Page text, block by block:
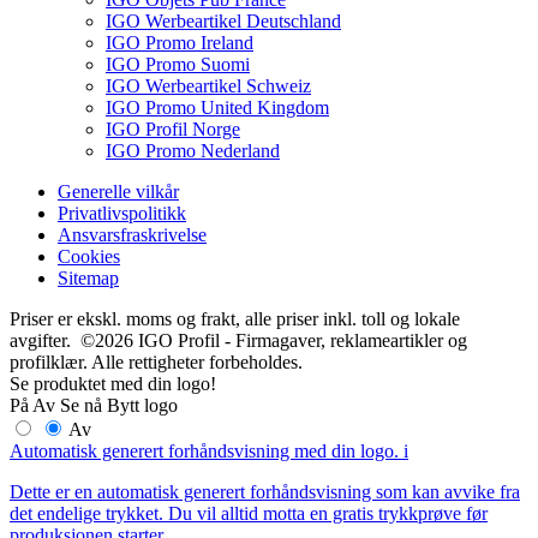
IGO Werbeartikel Deutschland
IGO Promo Ireland
IGO Promo Suomi
IGO Werbeartikel Schweiz
IGO Promo United Kingdom
IGO Profil Norge
IGO Promo Nederland
Generelle vilkår
Privatlivspolitikk
Ansvarsfraskrivelse
Cookies
Sitemap
Priser er ekskl. moms og frakt, alle priser inkl. toll og lokale
avgifter. ©2026 IGO Profil - Firmagaver, reklameartikler og
profilklær. Alle rettigheter forbeholdes.
Se produktet med din logo!
PåAv Se nå Bytt logo
Av
Automatisk generert forhåndsvisning med din logo. i
Dette er en automatisk generert forhåndsvisning som kan avvike fra
det endelige trykket. Du vil alltid motta en gratis trykkprøve før